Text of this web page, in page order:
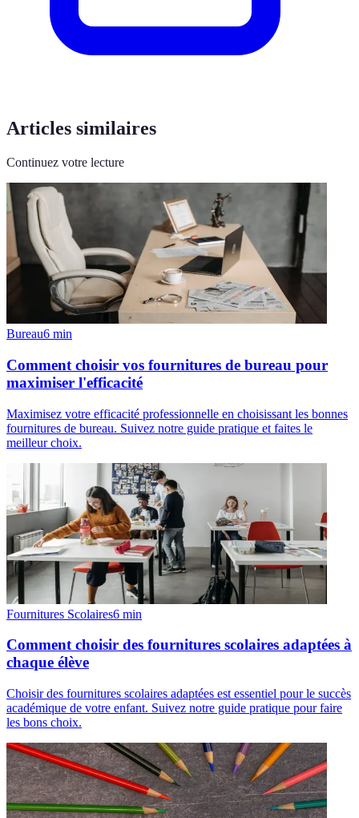
Articles similaires
Continuez votre lecture
Bureau6 min
Comment choisir vos fournitures de bureau pour
maximiser l'efficacité
Maximisez votre efficacité professionnelle en choisissant les bonnes
fournitures de bureau. Suivez notre guide pratique et faites le
meilleur choix.
Fournitures Scolaires6 min
Comment choisir des fournitures scolaires adaptées à
chaque élève
Choisir des fournitures scolaires adaptées est essentiel pour le succès
académique de votre enfant. Suivez notre guide pratique pour faire
les bons choix.